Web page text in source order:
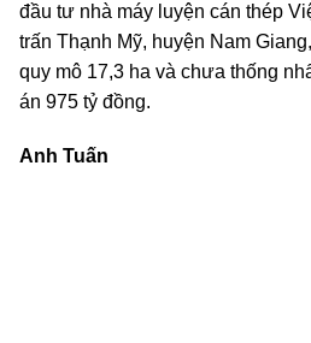
đầu tư nhà máy luyện cán thép
trấn Thạnh Mỹ, huyện Nam
quy mô 17,3 ha và chưa thống
án 975 tỷ đồng.
Anh Tuấn